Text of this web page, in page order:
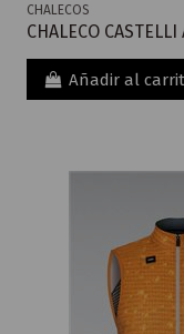
CHALECOS
CHALECO CASTELLI
Añadir al